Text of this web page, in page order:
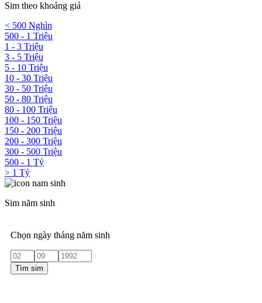
Sim theo khoảng giá
< 500 Nghìn
500 - 1 Triệu
1 - 3 Triệu
3 - 5 Triệu
5 - 10 Triệu
10 - 30 Triệu
30 - 50 Triệu
50 - 80 Triệu
80 - 100 Triệu
100 - 150 Triệu
150 - 200 Triệu
200 - 300 Triệu
300 - 500 Triệu
500 - 1 Tỷ
> 1 Tỷ
Sim năm sinh
Chọn ngày tháng năm sinh
Tìm sim